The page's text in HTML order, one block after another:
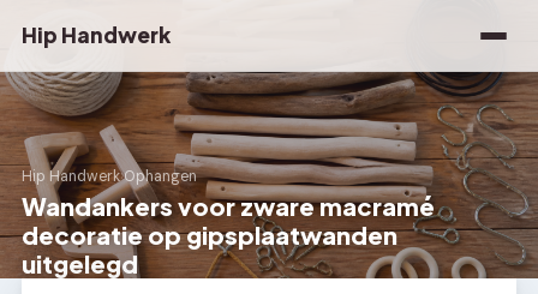
Hip Handwerk
Hip Handwerk›Ophangen
Wandankers voor zware macramé
decoratie op gipsplaatwanden
uitgelegd